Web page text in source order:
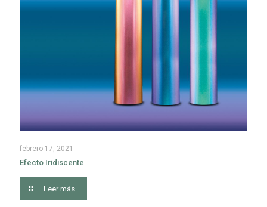
febrero 17, 2021
Efecto Iridiscente
Leer más